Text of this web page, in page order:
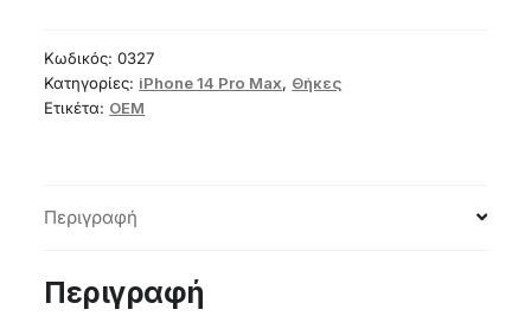
MAX
ποσότητα
Κωδικός:0327
Κατηγορίες: iPhone 14 Pro Max, Θήκες
Ετικέτα: OEM
Περιγραφή
Περιγραφή